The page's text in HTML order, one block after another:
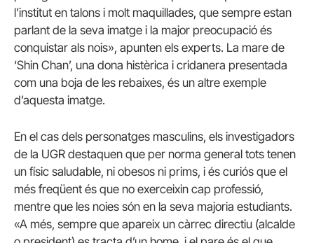
l’institut en talons i molt maquillades, que sempre estan
parlant de la seva imatge i la major preocupació és
conquistar als nois», apunten els experts. La mare de
‘Shin Chan’, una dona histèrica i cridanera presentada
com una boja de les rebaixes, és un altre exemple
d’aquesta imatge.
En el cas dels personatges masculins, els investigadors
de la UGR destaquen que per norma general tots tenen
un físic saludable, ni obesos ni prims, i és curiós que el
més freqüent és que no exerceixin cap professió,
mentre que les noies són en la seva majoria estudiants.
«A més, sempre que apareix un càrrec directiu (alcalde